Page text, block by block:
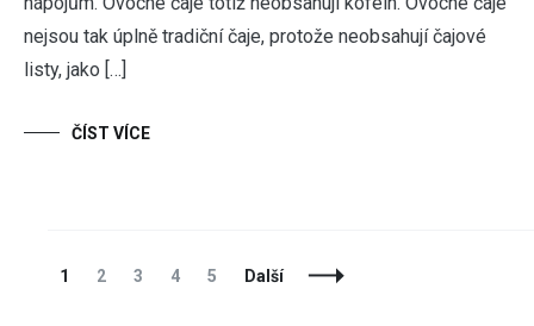
nejsou tak úplně tradiční čaje, protože neobsahují čajové
listy, jako […]
ČÍST VÍCE
Navigace
Stránka
1 Stránka
2 Stránka
3 Stránka
4 Stránka
5 Další